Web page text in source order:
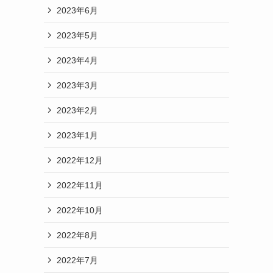
2023年6月
2023年5月
2023年4月
2023年3月
2023年2月
2023年1月
2022年12月
2022年11月
2022年10月
2022年8月
2022年7月